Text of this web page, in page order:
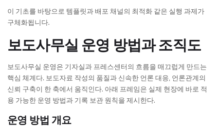
이 기초를 바탕으로 템플릿과 배포 채널의 최적화 같은 실행 과제가
구체화됩니다.
보도사무실 운영 방법과 조직도
보도사무실 운영은 기자실과 프레스센터의 흐름을 매끄럽게 만드는
핵심 체계다. 보도자료 작성의 품질과 신속한 언론 대응, 언론관계의
신뢰 구축이 한 축에서 움직인다. 아래 프레임은 실제 현장에 바로 적
용 가능한 운영 방법과 기록 보관 원칙을 제시한다.
운영 방법 개요